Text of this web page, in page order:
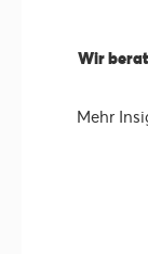
Wir
Mehr